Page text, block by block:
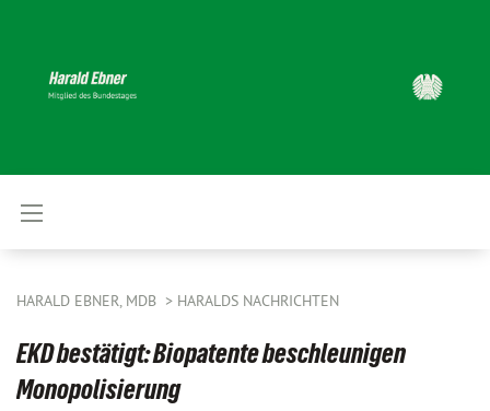
HARALD EBNER, MDB HARALDS NACHRICHTEN
EKD bestätigt: Biopatente beschleunigen
Monopolisierung